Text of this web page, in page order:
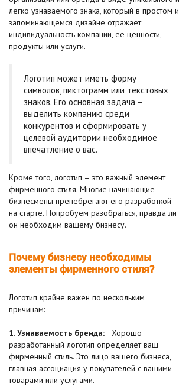
легко узнаваемого знака, который в простом и
запоминающемся дизайне отражает
индивидуальность компании, ее ценности,
продукты или услуги.
Логотип может иметь форму
символов, пиктограмм или текстовых
знаков. Его основная задача –
выделить компанию среди
конкурентов и сформировать у
целевой аудитории необходимое
впечатление о вас.
Кроме того, логотип – это важный элемент
фирменного стиля. Многие начинающие
бизнесмены пренебрегают его разработкой
на старте. Попробуем разобраться, правда ли
он необходим вашему бизнесу.
Почему бизнесу необходимы
элементы фирменного стиля?
Логотип крайне важен по нескольким
причинам:
1. Узнаваемость бренда: Хорошо
разработанный логотип определяет ваш
фирменный стиль. Это лицо вашего бизнеса,
главная ассоциация у покупателей с вашими
товарами или услугами.